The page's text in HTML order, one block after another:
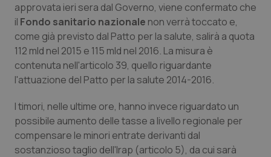
Friuli Venezia Giulia
Lazio
Liguria
Lombardia
Marche
Dermatite Atopica
Diabete & glucometri
Disturbi dell’umore
Dolore
Donna & Salute
approvata ieri sera dal Governo, viene confermato che
il Fondo sanitario nazionale non verrà toccato e,
come già previsto dal Patto per la salute, salirà a quota
112 mld nel 2015 e 115 mld nel 2016. La misura è
contenuta nell'articolo 39, quello riguardante
l'attuazione del Patto per la salute 2014-2016.
I timori, nelle ultime ore, hanno invece riguardato un
possibile aumento delle tasse a livello regionale per
compensare le minori entrate derivanti dal
sostanzioso taglio dell'Irap (articolo 5), da cui sarà